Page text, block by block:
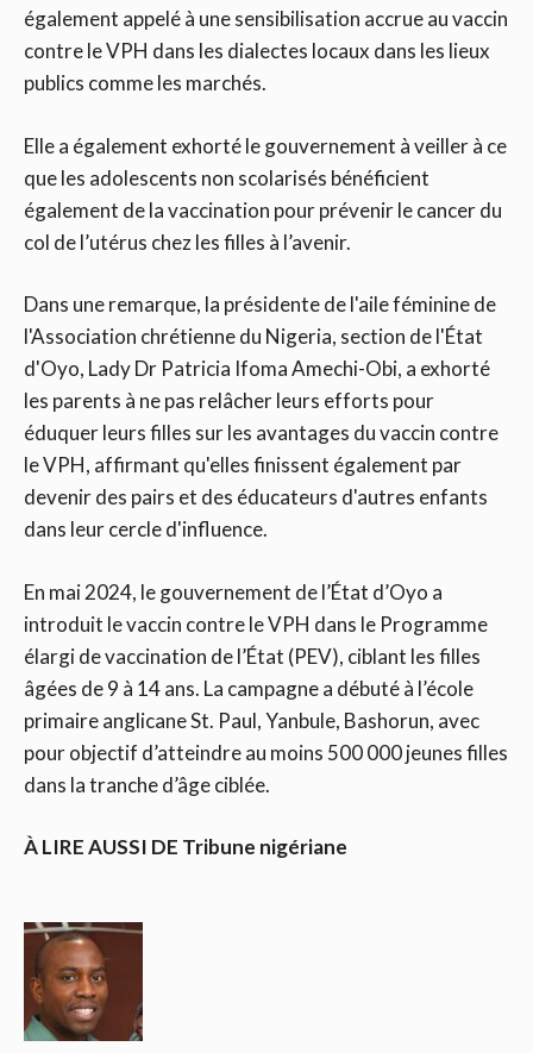
également appelé à une sensibilisation accrue au vaccin
contre le VPH dans les dialectes locaux dans les lieux
publics comme les marchés.
Elle a également exhorté le gouvernement à veiller à ce
que les adolescents non scolarisés bénéficient
également de la vaccination pour prévenir le cancer du
col de l’utérus chez les filles à l’avenir.
Dans une remarque, la présidente de l'aile féminine de
l'Association chrétienne du Nigeria, section de l'État
d'Oyo, Lady Dr Patricia Ifoma Amechi-Obi, a exhorté
les parents à ne pas relâcher leurs efforts pour
éduquer leurs filles sur les avantages du vaccin contre
le VPH, affirmant qu'elles finissent également par
devenir des pairs et des éducateurs d'autres enfants
dans leur cercle d'influence.
En mai 2024, le gouvernement de l’État d’Oyo a
introduit le vaccin contre le VPH dans le Programme
élargi de vaccination de l’État (PEV), ciblant les filles
âgées de 9 à 14 ans. La campagne a débuté à l’école
primaire anglicane St. Paul, Yanbule, Bashorun, avec
pour objectif d’atteindre au moins 500 000 jeunes filles
dans la tranche d’âge ciblée.
À LIRE AUSSI DE Tribune nigériane